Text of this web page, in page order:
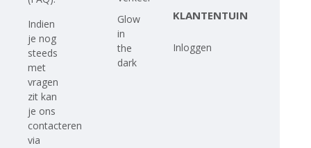
Indien
je nog
steeds
met
vragen
zit kan
je ons
contacteren
via
Glow
in
the
dark
KLANTENTUIN
Inloggen